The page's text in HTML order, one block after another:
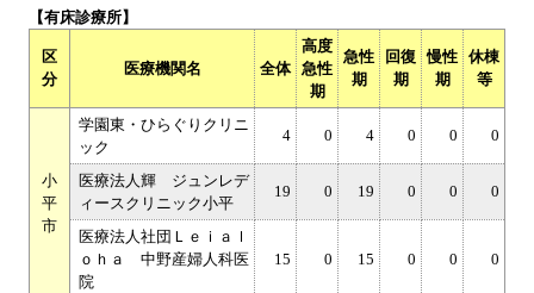
【有床診療所】
区
分
医療機関名 全体
高度
急性
期
急性
期
回復
期
慢性
期
休棟
等
小
平
市
学園東・ひらぐりクリニ
ック
4 0 4 0 0 0
医療法人輝 ジュンレデ
ィースクリニック小平
19 0 19 0 0 0
医療法人社団Ｌｅｉａｌ
ｏｈａ 中野産婦人科医
院
15 0 15 0 0 0